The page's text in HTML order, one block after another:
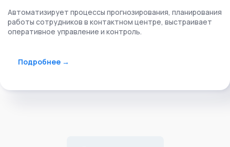
Автоматизирует процессы прогнозирования, планирования
работы сотрудников в контактном центре, выстраивает
оперативное управление и контроль.
Подробнее →